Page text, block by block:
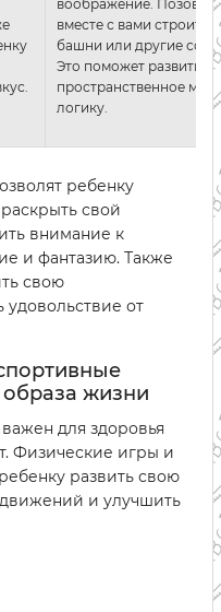
воображение.
вместе с вами строить
башни или другие
Это поможет развить
пространственное
логику.
ребенку
свой
внимание к
и фантазию. Также
свою
удовольствие от
образа жизни
для здоровья
Физические игры и
развить свою
и улучшить